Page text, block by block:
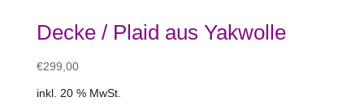
Decke / Plaid aus Yakwolle
€299,00
inkl. 20 % MwSt.